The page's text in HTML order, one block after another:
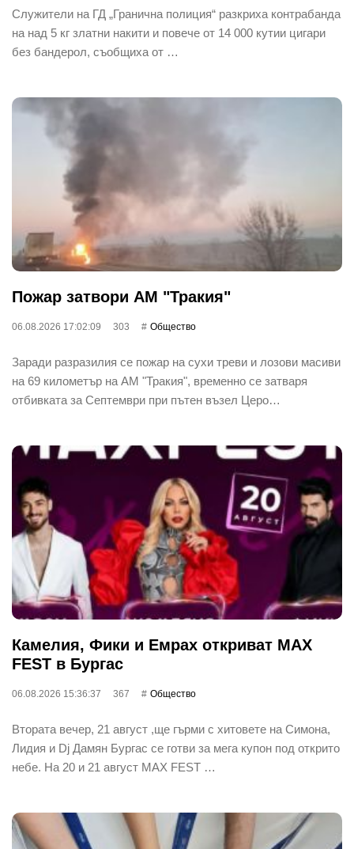
Служители на ГД „Гранична полиция“ разкриха контрабанда
на над 5 кг златни накити и повече от 14 000 кутии цигари
без бандерол, съобщиха от …
Пожар затвори АМ "Тракия"
06.08.2026 17:02:09 303 Общество
Заради разразилия се пожар на сухи треви и лозови масиви
на 69 километър на АМ "Тракия", временно се затваря
отбивката за Септември при пътен възел Церо…
Камелия, Фики и Емрах откриват MAX
FEST в Бургас
06.08.2026 15:36:37 367 Общество
Втората вечер, 21 август ,ще гърми с хитовете на Симона,
Лидия и Dj Дамян Бургас се готви за мега купон под открито
небе. На 20 и 21 август MAX FEST …